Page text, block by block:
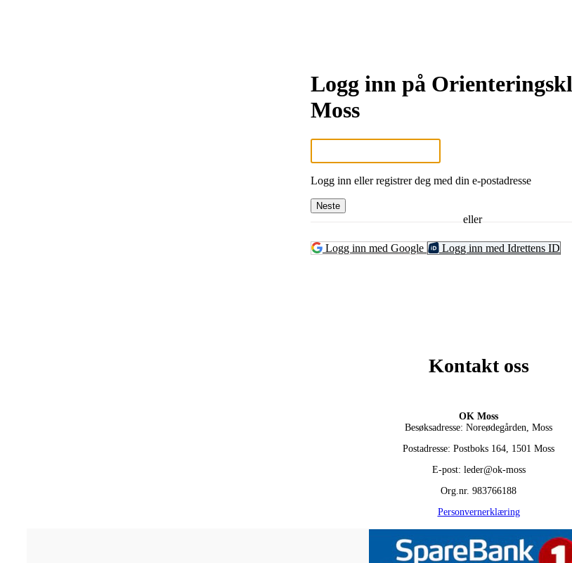
Logg inn på
Moss
Logg inn eller registrer deg med din e-postadresse
Neste
eller
Logg inn med Google Logg inn med Idrettens ID
Kontakt oss
OK Moss
Besøksadresse: Noreødegården, Moss
Postadresse: Postboks 164, 1501 Moss
E-post: leder@ok-moss
Org.nr. 983766188
Personvernerklæring